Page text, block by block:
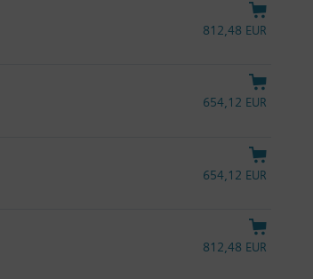
812,48 EUR
654,12 EUR
654,12 EUR
812,48 EUR